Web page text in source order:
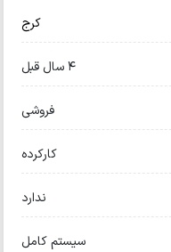
کرج
4 سال قبل
فروشی
کارکرده
ندارد
سیستم کامل